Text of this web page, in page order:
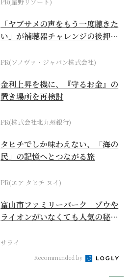
「ヤブサメの声をもう一度聴きた
い」が補聴器チャレンジの後押し
PR(ソノヴァ・ジャパン株式会社)
金利上昇を機に、『守るお金』の
置き場所を再検討
PR(株式会社北九州銀行)
タヒチでしか味わえない、「海の
民」の記憶へとつながる旅
PR(エア タヒチ ヌイ)
富山市ファミリーパーク｜ゾウや
ライオンがいなくても人気の秘密
サライ
Recommended by